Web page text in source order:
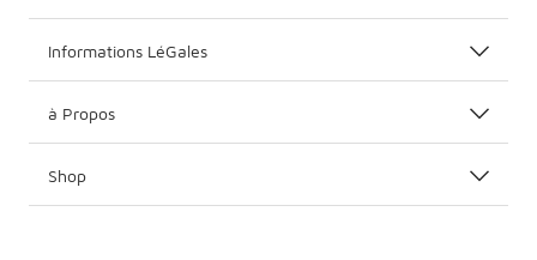
Informations LéGales
à Propos
Shop